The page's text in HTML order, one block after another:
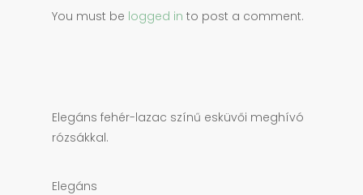
You must be logged in to post a comment.
Elegáns fehér-lazac színű esküvői meghívó
rózsákkal.
Elegáns